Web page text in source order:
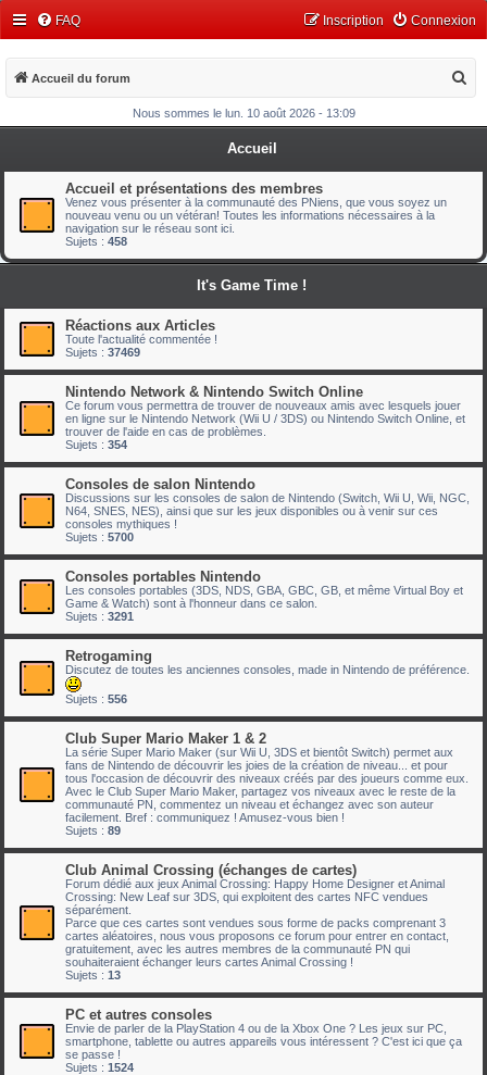
FAQ Connexion
Inscription
Accueil du forum
c
h
r
Nous sommes le lun. 10 août 2026 - 13:09
Accueil
Accueil et présentations des membres
Venez vous présenter à la communauté des PNiens, que vous soyez un
nouveau venu ou un vétéran! Toutes les informations nécessaires à la
navigation sur le réseau sont ici.
Sujets : 458
It's Game Time !
Réactions aux Articles
Toute l'actualité commentée !
Sujets : 37469
Nintendo Network & Nintendo Switch Online
Ce forum vous permettra de trouver de nouveaux amis avec lesquels jouer
en ligne sur le Nintendo Network (Wii U / 3DS) ou Nintendo Switch Online, et
trouver de l'aide en cas de problèmes.
Sujets : 354
Consoles de salon Nintendo
Discussions sur les consoles de salon de Nintendo (Switch, Wii U, Wii, NGC,
N64, SNES, NES), ainsi que sur les jeux disponibles ou à venir sur ces
consoles mythiques !
Sujets : 5700
Consoles portables Nintendo
Les consoles portables (3DS, NDS, GBA, GBC, GB, et même Virtual Boy et
Game & Watch) sont à l'honneur dans ce salon.
Sujets : 3291
Retrogaming
Discutez de toutes les anciennes consoles, made in Nintendo de préférence.
Sujets : 556
Club Super Mario Maker 1 & 2
La série Super Mario Maker (sur Wii U, 3DS et bientôt Switch) permet aux
fans de Nintendo de découvrir les joies de la création de niveau... et pour
tous l'occasion de découvrir des niveaux créés par des joueurs comme eux.
Avec le Club Super Mario Maker, partagez vos niveaux avec le reste de la
communauté PN, commentez un niveau et échangez avec son auteur
facilement. Bref : communiquez ! Amusez-vous bien !
Sujets : 89
Club Animal Crossing (échanges de cartes)
Forum dédié aux jeux Animal Crossing: Happy Home Designer et Animal
Crossing: New Leaf sur 3DS, qui exploitent des cartes NFC vendues
séparément.
Parce que ces cartes sont vendues sous forme de packs comprenant 3
cartes aléatoires, nous vous proposons ce forum pour entrer en contact,
gratuitement, avec les autres membres de la communauté PN qui
souhaiteraient échanger leurs cartes Animal Crossing !
Sujets : 13
PC et autres consoles
Envie de parler de la PlayStation 4 ou de la Xbox One ? Les jeux sur PC,
smartphone, tablette ou autres appareils vous intéressent ? C'est ici que ça
se passe !
Sujets : 1524